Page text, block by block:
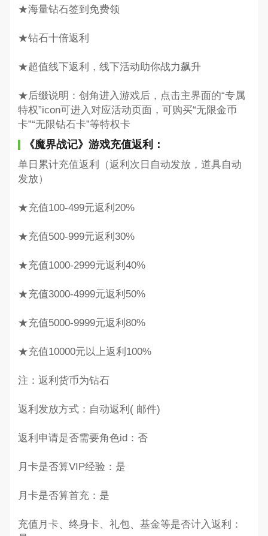
★海量钻石签到免费领
★钻石十倍返利
★超值线下返利，线下活动助你战力飙升
★后缀说明：创角进入游戏后，点击主界面的“专属
特权”icon可进入对应活动页面，可购买“无限金币
卡”“无限钻石卡”等特权卡
《魔界战记》游戏充值返利：
单日累计充值返利（返利次日自动发放，道具自动
发放）
★充值100-499元返利20%
★充值500-999元返利30%
★充值1000-2999元返利40%
★充值3000-4999元返利50%
★充值5000-9999元返利80%
★充值10000元以上返利100%
注：返利货币为钻石
返利发放方式：自动返利( 邮件)
返利申请是否需要角色id：否
月卡是否算VIP经验：是
月卡是否算首充：是
充值月卡、终身卡、礼包、基金等是否计入返利：